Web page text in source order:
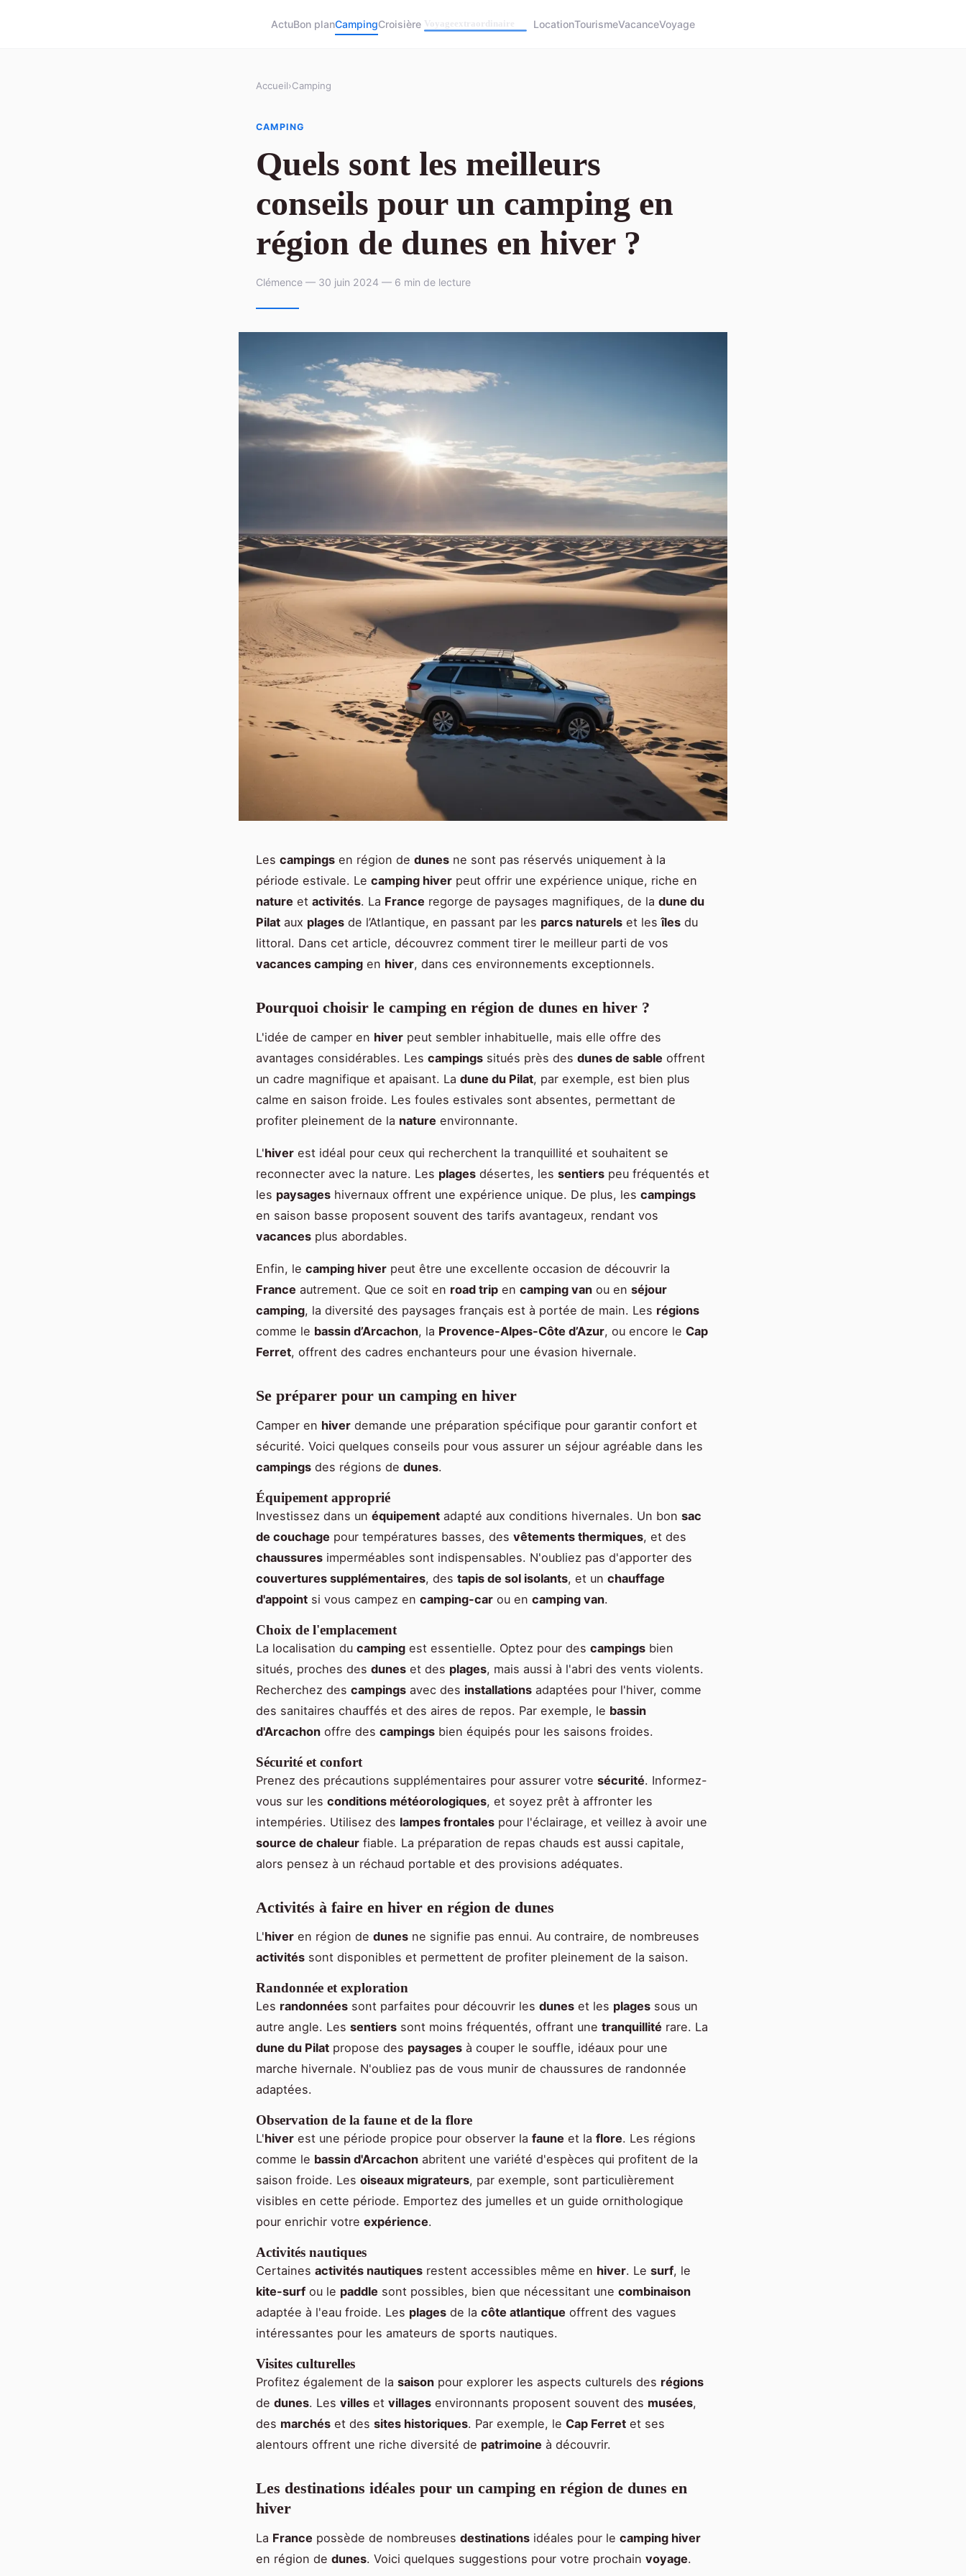
ActuBon planCampingCroisière LocationTourismeVacanceVoyage
Accueil›Camping
CAMPING
Quels sont les meilleurs
conseils pour un camping en
région de dunes en hiver ?
Clémence — 30 juin 2024 — 6 min de lecture
Les campings en région de dunes ne sont pas réservés uniquement à la
période estivale. Le camping hiver peut offrir une expérience unique, riche en
nature et activités. La France regorge de paysages magnifiques, de la dune du
Pilat aux plages de l’Atlantique, en passant par les parcs naturels et lesîles du
littoral. Dans cet article, découvrez comment tirer le meilleur parti de vos
vacances camping en hiver, dans ces environnements exceptionnels.
Pourquoi choisir le camping en région de dunes en hiver ?
L'idée de camper en hiver peut sembler inhabituelle, mais elle offre des
avantages considérables. Les campings situés près des dunes de sable offrent
un cadre magnifique et apaisant. La dune du Pilat, par exemple, est bien plus
calme en saison froide. Les foules estivales sont absentes, permettant de
profiter pleinement de la nature environnante.
L'hiver est idéal pour ceux qui recherchent la tranquillité et souhaitent se
reconnecter avec la nature. Les plages désertes, les sentiers peu fréquentés et
les paysages hivernaux offrent une expérience unique. De plus, les campings
en saison basse proposent souvent des tarifs avantageux, rendant vos
vacances plus abordables.
Enfin, le camping hiver peut être une excellente occasion de découvrir la
France autrement. Que ce soit en road trip en camping van ou en séjour
camping, la diversité des paysages français est à portée de main. Les régions
comme le bassin d’Arcachon, la Provence-Alpes-Côte d’Azur, ou encore le Cap
Ferret, offrent des cadres enchanteurs pour une évasion hivernale.
Se préparer pour un camping en hiver
Camper en hiver demande une préparation spécifique pour garantir confort et
sécurité. Voici quelques conseils pour vous assurer un séjour agréable dans les
campings des régions de dunes.
Équipement approprié
Investissez dans un équipement adapté aux conditions hivernales. Un bon sac
de couchage pour températures basses, des vêtements thermiques, et des
chaussures imperméables sont indispensables. N'oubliez pas d'apporter des
couvertures supplémentaires, des tapis de sol isolants, et un chauffage
d'appoint si vous campez en camping-car ou en camping van.
Choix de l'emplacement
La localisation du camping est essentielle. Optez pour des campings bien
situés, proches des dunes et des plages, mais aussi à l'abri des vents violents.
Recherchez des campings avec des installations adaptées pour l'hiver, comme
des sanitaires chauffés et des aires de repos. Par exemple, le bassin
d'Arcachon offre des campings bien équipés pour les saisons froides.
Sécurité et confort
Prenez des précautions supplémentaires pour assurer votre sécurité. Informez-
vous sur les conditions météorologiques, et soyez prêt à affronter les
intempéries. Utilisez des lampes frontales pour l'éclairage, et veillez à avoir une
source de chaleur fiable. La préparation de repas chauds est aussi capitale,
alors pensez à un réchaud portable et des provisions adéquates.
Activités à faire en hiver en région de dunes
L'hiver en région de dunes ne signifie pas ennui. Au contraire, de nombreuses
activités sont disponibles et permettent de profiter pleinement de la saison.
Randonnée et exploration
Les randonnées sont parfaites pour découvrir les dunes et les plages sous un
autre angle. Les sentiers sont moins fréquentés, offrant une tranquillité rare. La
dune du Pilat propose des paysages à couper le souffle, idéaux pour une
marche hivernale. N'oubliez pas de vous munir de chaussures de randonnée
adaptées.
Observation de la faune et de la flore
L'hiver est une période propice pour observer la faune et la flore. Les régions
comme le bassin d'Arcachon abritent une variété d'espèces qui profitent de la
saison froide. Les oiseaux migrateurs, par exemple, sont particulièrement
visibles en cette période. Emportez des jumelles et un guide ornithologique
pour enrichir votre expérience.
Activités nautiques
Certaines activités nautiques restent accessibles même en hiver. Le surf, le
kite-surf ou le paddle sont possibles, bien que nécessitant une combinaison
adaptée à l'eau froide. Les plages de la côte atlantique offrent des vagues
intéressantes pour les amateurs de sports nautiques.
Visites culturelles
Profitez également de la saison pour explorer les aspects culturels des régions
de dunes. Les villes et villages environnants proposent souvent des musées,
des marchés et des sites historiques. Par exemple, le Cap Ferret et ses
alentours offrent une riche diversité de patrimoine à découvrir.
Les destinations idéales pour un camping en région de dunes en
hiver
La France possède de nombreuses destinations idéales pour le camping hiver
en région de dunes. Voici quelques suggestions pour votre prochain voyage.